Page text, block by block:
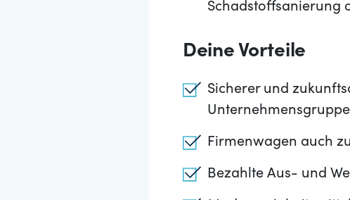
Schadstoffsanierung
Deine Vorteile
Sicherer und
Unternehmensgruppe
Firmenwagen auch
Bezahlte Aus- und